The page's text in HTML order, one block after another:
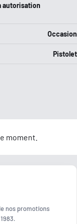
autorisation
Occasion
Pistolet
moment.
nos promotions